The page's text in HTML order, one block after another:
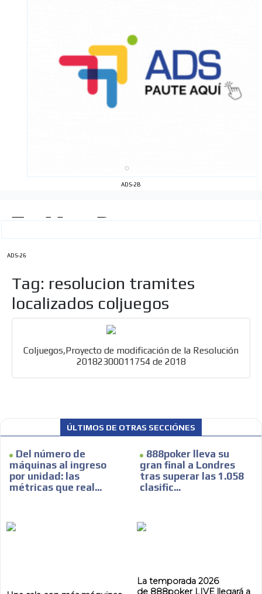
ADS-2B
ADS-26
Tag: resolucion tramites
localizados coljuegos
Coljuegos,Proyecto de modificación de la Resolución
20182300011754 de 2018
ÚLTIMOS DE OTRAS SECCIÓNES
Del número de
máquinas al ingreso
por unidad: las
métricas que real...
888poker lleva su
gran final a Londres
tras superar las 1.058
clasific...
La temporada 2026
de 888poker LIVE llegará a